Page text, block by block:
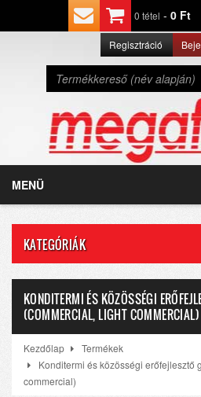
0 tétel -0 Ft
Regisztráció
MENÜ
KATEGÓRIÁK
KONDITERMI ÉS KÖZÖSSÉGI
(COMMERCIAL, LIGHT
Kezdőlap
Termékek
Konditermi és közösségi erőfejlesztő
commercial)